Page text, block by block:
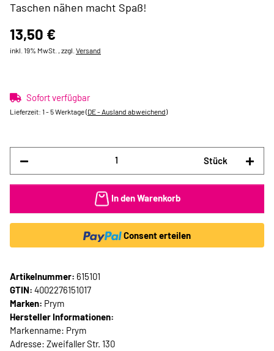
Taschen nähen macht Spaß!
13,50 €
inkl. 19% MwSt. , zzgl. Versand
Sofort verfügbar
Lieferzeit: 1 - 5 Werktage(DE - Ausland abweichend)
Stück
In den Warenkorb
Consent erteilen
Artikelnummer: 615101
GTIN: 4002276151017
Marken: Prym
Hersteller Informationen:
Markenname: Prym
Adresse: Zweifaller Str. 130